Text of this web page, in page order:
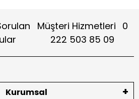
Müşteri Hizmetleri 0
222 503 85 09
Kurumsal